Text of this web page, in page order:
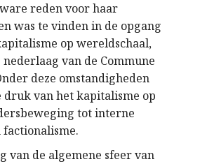
reden voor haar
was te vinden in de opgang
op wereldschaal,
nederlaag van de Commune
deze omstandigheden
druk van het kapitalisme op
tot interne
factionalisme.
van de algemene sfeer van